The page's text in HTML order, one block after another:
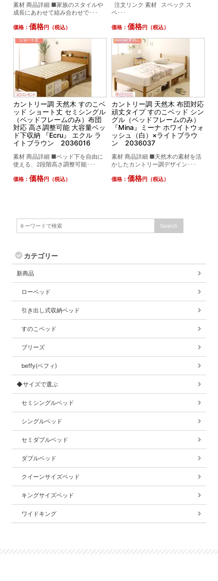
素材 商品詳細 ■家族のスタイルや
成長にあわせて組み合わせで･･･
価格：価格円（税込）
注文リンク 素材 スペック ス
ペ･･･
価格： 価格円（税込）
カントリー調 天然木 すのこベ
ッド ショート丈 セミシングル
（ベッドフレームのみ）布団
対応 高さ調整可能 大容量ベッ
ド下収納 『Ecru』 エクル ラ
イトブラウン 2036016
素材 商品詳細 ■ベッド下を自由に
使える、2段階高さ調整可能･･･
価格：価格円（税込）
カントリー調 天然木 布団対応
頑丈タイプ すのこベッド シン
グル（ベッドフレームのみ）
『Mina』ミーナ ホワイトウォ
ッシュ（白）×ライトブラウ
ン 2036037
素材 商品詳細 ■天然木の素材を活
かしたカントリー調デザイン･･･
価格： 価格円（税込）
カテゴリー
新商品
ローベッド
引き出し式収納ベッド
すのこベッド
ブリーズ
beffy(ベフィ)
◆サイズで選ぶ
セミシングルベッド
シングルベッド
セミダブルベッド
ダブルベッド
クイーンサイズベッド
キングサイズベッド
ワイドキング